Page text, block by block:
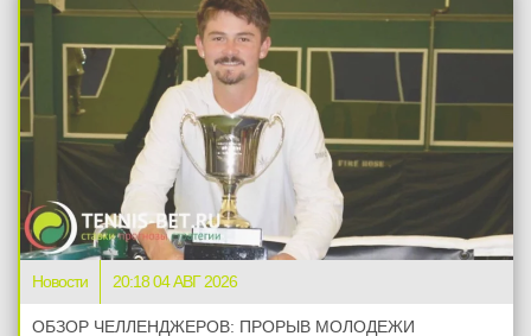
Новости 20:18 04 АВГ 2026
ОБЗОР ЧЕЛЛЕНДЖЕРОВ: ПРОРЫВ МОЛОДЕЖИ